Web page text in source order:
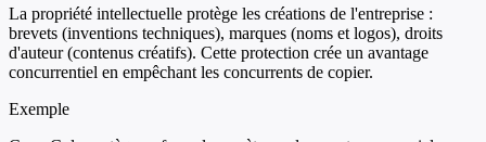
La propriété intellectuelle protège les créations de l'entreprise :
brevets (inventions techniques), marques (noms et logos), droits
d'auteur (contenus créatifs). Cette protection crée un avantage
concurrentiel en empêchant les concurrents de copier.
Exemple